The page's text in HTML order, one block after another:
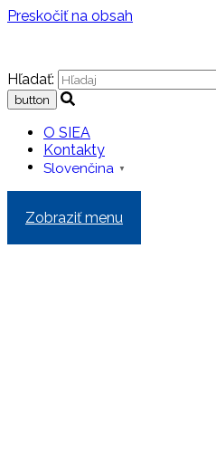
Preskočiť na obsah
Hľadať:
O SIEA
Kontakty
Slovenčina ▼
Zobraziť menu